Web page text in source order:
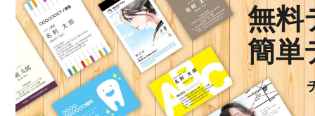
無料
簡単